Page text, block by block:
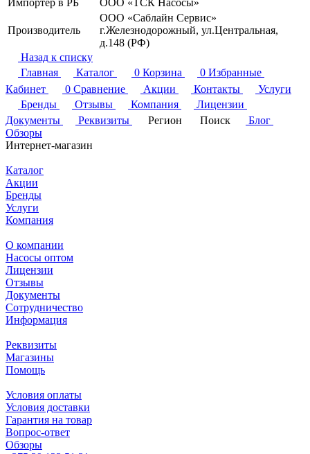
Импортер в РБ
ООО «ТСК Насосы»
Производитель
ООО «Саблайн Сервис»
г.Железнодорожный, ул.Центральная,
д.148 (РФ)
Назад к списку
Главная
Каталог 0 Корзина 0 Избранные
Кабинет
0 Сравнение Акции Контакты
Услуги
Бренды
Отзывы Компания
Лицензии
Документы
Реквизиты Регион Поиск
Блог
Обзоры
Интернет-магазин
Каталог
Акции
Бренды
Услуги
Компания
О компании
Насосы оптом
Лицензии
Отзывы
Документы
Сотрудничество
Информация
Реквизиты
Магазины
Помощь
Условия оплаты
Условия доставки
Гарантия на товар
Вопрос-ответ
Обзоры